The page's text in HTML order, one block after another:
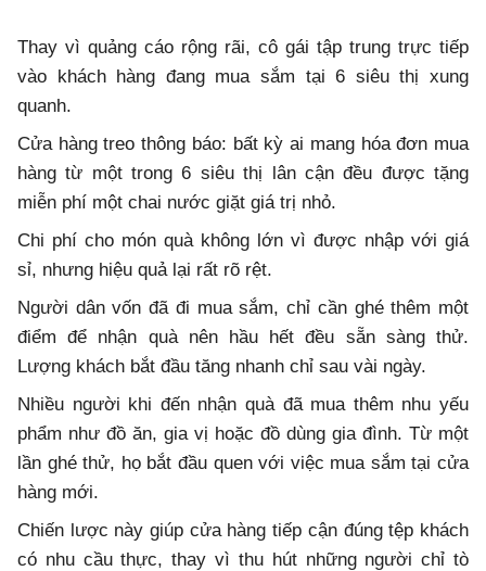
Thay vì quảng cáo rộng rãi, cô gái tập trung trực tiếp
vào khách hàng đang mua sắm tại 6 siêu thị xung
quanh.
Cửa hàng treo thông báo: bất kỳ ai mang hóa đơn mua
hàng từ một trong 6 siêu thị lân cận đều được tặng
miễn phí một chai nước giặt giá trị nhỏ.
Chi phí cho món quà không lớn vì được nhập với giá
sỉ, nhưng hiệu quả lại rất rõ rệt.
Người dân vốn đã đi mua sắm, chỉ cần ghé thêm một
điểm để nhận quà nên hầu hết đều sẵn sàng thử.
Lượng khách bắt đầu tăng nhanh chỉ sau vài ngày.
Nhiều người khi đến nhận quà đã mua thêm nhu yếu
phẩm như đồ ăn, gia vị hoặc đồ dùng gia đình. Từ một
lần ghé thử, họ bắt đầu quen với việc mua sắm tại cửa
hàng mới.
Chiến lược này giúp cửa hàng tiếp cận đúng tệp khách
có nhu cầu thực, thay vì thu hút những người chỉ tò